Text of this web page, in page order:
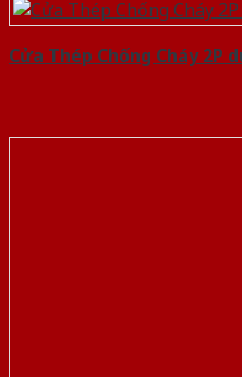
Cửa Thép Chống Cháy 2P